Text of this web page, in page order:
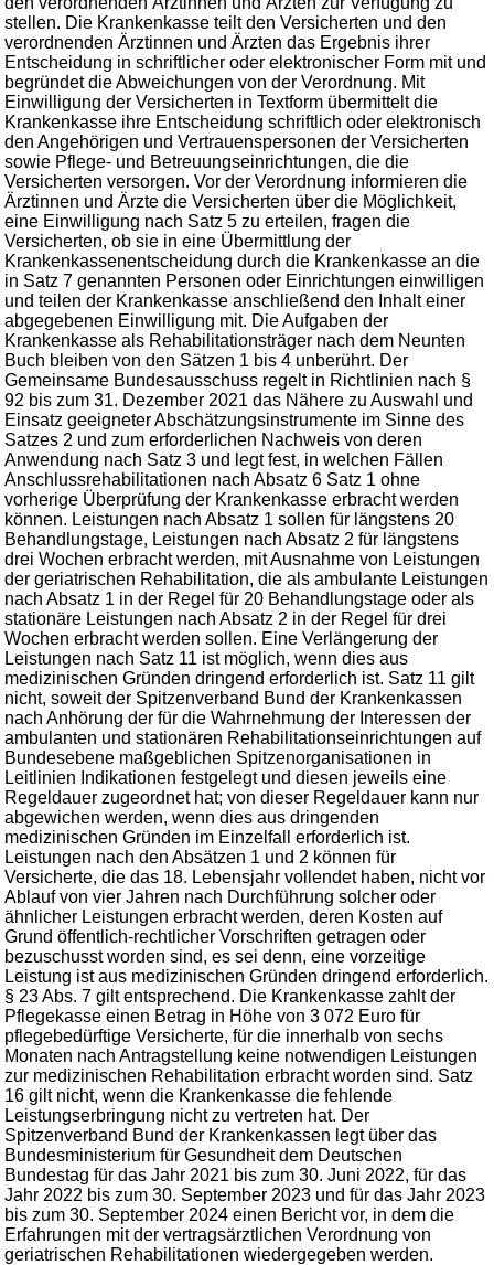
stellen. Die Krankenkasse teilt den Versicherten und den
verordnenden Ärztinnen und Ärzten das Ergebnis ihrer
Entscheidung in schriftlicher oder elektronischer Form mit und
begründet die Abweichungen von der Verordnung. Mit
Einwilligung der Versicherten in Textform übermittelt die
Krankenkasse ihre Entscheidung schriftlich oder elektronisch
den Angehörigen und Vertrauenspersonen der Versicherten
sowie Pflege- und Betreuungseinrichtungen, die die
Versicherten versorgen. Vor der Verordnung informieren die
Ärztinnen und Ärzte die Versicherten über die Möglichkeit,
eine Einwilligung nach Satz 5 zu erteilen, fragen die
Versicherten, ob sie in eine Übermittlung der
Krankenkassenentscheidung durch die Krankenkasse an die
in Satz 7 genannten Personen oder Einrichtungen einwilligen
und teilen der Krankenkasse anschließend den Inhalt einer
abgegebenen Einwilligung mit. Die Aufgaben der
Krankenkasse als Rehabilitationsträger nach dem Neunten
Buch bleiben von den Sätzen 1 bis 4 unberührt. Der
Gemeinsame Bundesausschuss regelt in Richtlinien nach §
92 bis zum 31. Dezember 2021 das Nähere zu Auswahl und
Einsatz geeigneter Abschätzungsinstrumente im Sinne des
Satzes 2 und zum erforderlichen Nachweis von deren
Anwendung nach Satz 3 und legt fest, in welchen Fällen
Anschlussrehabilitationen nach Absatz 6 Satz 1 ohne
vorherige Überprüfung der Krankenkasse erbracht werden
können. Leistungen nach Absatz 1 sollen für längstens 20
Behandlungstage, Leistungen nach Absatz 2 für längstens
drei Wochen erbracht werden, mit Ausnahme von Leistungen
der geriatrischen Rehabilitation, die als ambulante Leistungen
nach Absatz 1 in der Regel für 20 Behandlungstage oder als
stationäre Leistungen nach Absatz 2 in der Regel für drei
Wochen erbracht werden sollen. Eine Verlängerung der
Leistungen nach Satz 11 ist möglich, wenn dies aus
medizinischen Gründen dringend erforderlich ist. Satz 11 gilt
nicht, soweit der Spitzenverband Bund der Krankenkassen
nach Anhörung der für die Wahrnehmung der Interessen der
ambulanten und stationären Rehabilitationseinrichtungen auf
Bundesebene maßgeblichen Spitzenorganisationen in
Leitlinien Indikationen festgelegt und diesen jeweils eine
Regeldauer zugeordnet hat; von dieser Regeldauer kann nur
abgewichen werden, wenn dies aus dringenden
medizinischen Gründen im Einzelfall erforderlich ist.
Leistungen nach den Absätzen 1 und 2 können für
Versicherte, die das 18. Lebensjahr vollendet haben, nicht vor
Ablauf von vier Jahren nach Durchführung solcher oder
ähnlicher Leistungen erbracht werden, deren Kosten auf
Grund öffentlich-rechtlicher Vorschriften getragen oder
bezuschusst worden sind, es sei denn, eine vorzeitige
Leistung ist aus medizinischen Gründen dringend erforderlich.
§ 23 Abs. 7 gilt entsprechend. Die Krankenkasse zahlt der
Pflegekasse einen Betrag in Höhe von 3 072 Euro für
pflegebedürftige Versicherte, für die innerhalb von sechs
Monaten nach Antragstellung keine notwendigen Leistungen
zur medizinischen Rehabilitation erbracht worden sind. Satz
16 gilt nicht, wenn die Krankenkasse die fehlende
Leistungserbringung nicht zu vertreten hat. Der
Spitzenverband Bund der Krankenkassen legt über das
Bundesministerium für Gesundheit dem Deutschen
Bundestag für das Jahr 2021 bis zum 30. Juni 2022, für das
Jahr 2022 bis zum 30. September 2023 und für das Jahr 2023
bis zum 30. September 2024 einen Bericht vor, in dem die
Erfahrungen mit der vertragsärztlichen Verordnung von
geriatrischen Rehabilitationen wiedergegeben werden.